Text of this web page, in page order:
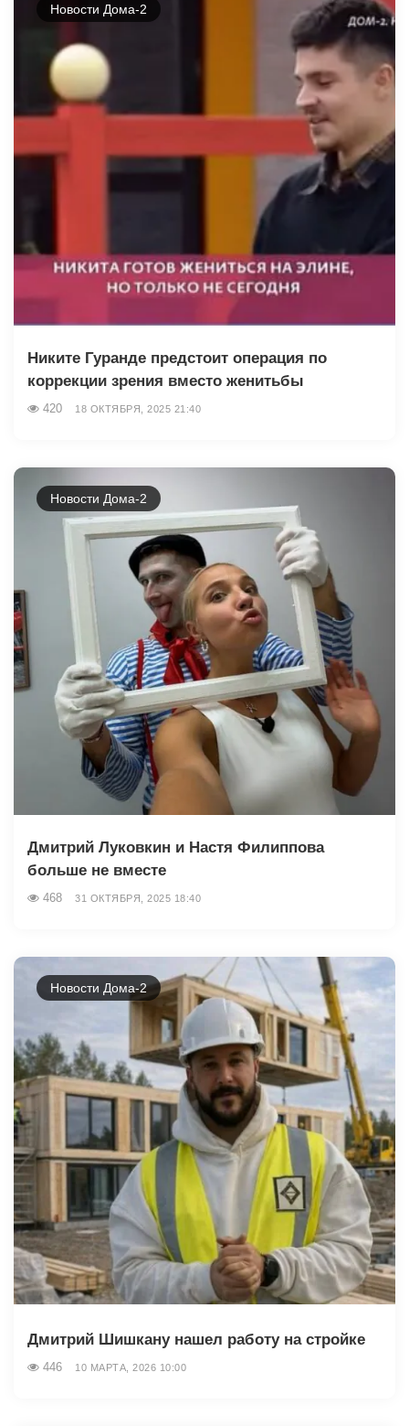
Новости Дома-2
Никите Гуранде предстоит операция по
коррекции зрения вместо женитьбы
420 18 ОКТЯБРЯ, 2025 21:40
Новости Дома-2
Дмитрий Луковкин и Настя Филиппова
больше не вместе
468 31 ОКТЯБРЯ, 2025 18:40
Новости Дома-2
Дмитрий Шишкану нашел работу на стройке
446 10 МАРТА, 2026 10:00